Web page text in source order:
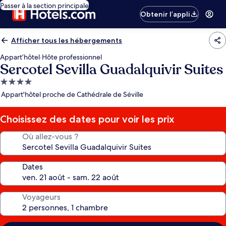
Passer à la section principale
Obtenir l’appli
Afficher tous les hébergements
Appart’hôtel·Hôte professionnel
Sercotel Sevilla Guadalquivir Suites
Hébergement
4.0 étoiles
Appart'hôtel proche de Cathédrale de Séville
Choisissez des dates pour voir les prix
Où allez-vous ?
Dates
Voyageurs